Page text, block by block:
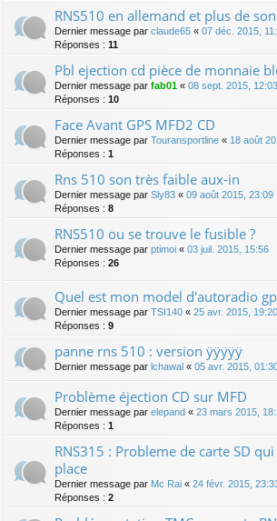
RNS510 en allemand et plus de son
Dernier message par claude65 « 07 déc. 2015,
Réponses : 11
Pbl ejection cd pièce de monnaie
Dernier message par fab01 « 08 sept. 2015, 12:03
Réponses : 10
Face Avant GPS MFD2 CD
Dernier message par Touransportline « 18 août
Réponses : 1
Rns 510 son très faible aux-in
Dernier message par Sly83 « 09 août 2015, 23:09
Réponses : 8
RNS510 ou se trouve le fusible ?
Dernier message par ptimoi « 03 juil. 2015, 15:56
Réponses : 26
Quel est mon model d'autoradio
Dernier message par TSI140 « 25 avr. 2015, 19:20
Réponses : 9
panne rns 510 : version ÿÿÿÿÿ
Dernier message par lchawal « 05 avr. 2015,
Problème éjection CD sur MFD
Dernier message par elepand « 23 mars 2015,
Réponses : 1
RNS315 : Probleme de carte SD
place
Dernier message par Mc Rai « 24 févr. 2015,
Réponses : 2